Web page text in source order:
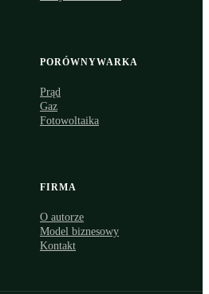
PORÓWNYWARKA
Prąd
Gaz
Fotowoltaika
FIRMA
O autorze
Model biznesowy
Kontakt